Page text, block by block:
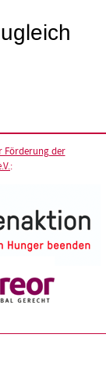
Förderung der
: